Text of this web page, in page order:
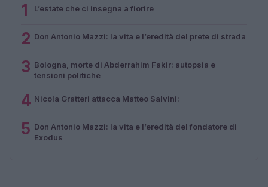
1 L’estate che ci insegna a fiorire
2 Don Antonio Mazzi: la vita e l’eredità del prete di strada
3 Bologna, morte di Abderrahim Fakir: autopsia e
tensioni politiche
4 Nicola Gratteri attacca Matteo Salvini:
5 Don Antonio Mazzi: la vita e l’eredità del fondatore di
Exodus